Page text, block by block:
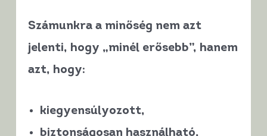
Számunkra a minőség nem azt
jelenti, hogy „minél erősebb”, hanem
azt, hogy:
kiegyensúlyozott,
biztonságosan használható,